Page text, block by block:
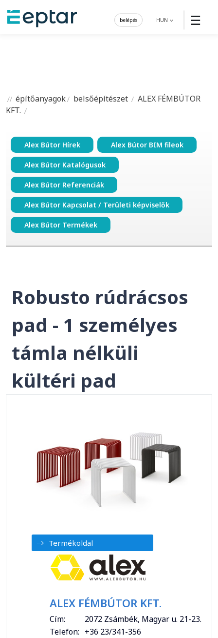
☰
HUN
belépés
építőanyagok belsőépítészet
ALEX FÉMBÚTOR
KFT.
Alex Bútor Hírek Alex Bútor BIM fileok
Alex Bútor Katalógusok
Alex Bútor Referenciák
Alex Bútor Kapcsolat / Területi képviselők
Alex Bútor Termékek
Robusto rúdrácsos
pad - 1 személyes
támla nélküli
kültéri pad
Termékoldal
ALEX FÉMBÚTOR KFT.
Cím:
2072 Zsámbék, Magyar u. 21-23.
Telefon: +36 23/341-356